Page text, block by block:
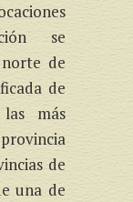
se
de
de
más
de
una de